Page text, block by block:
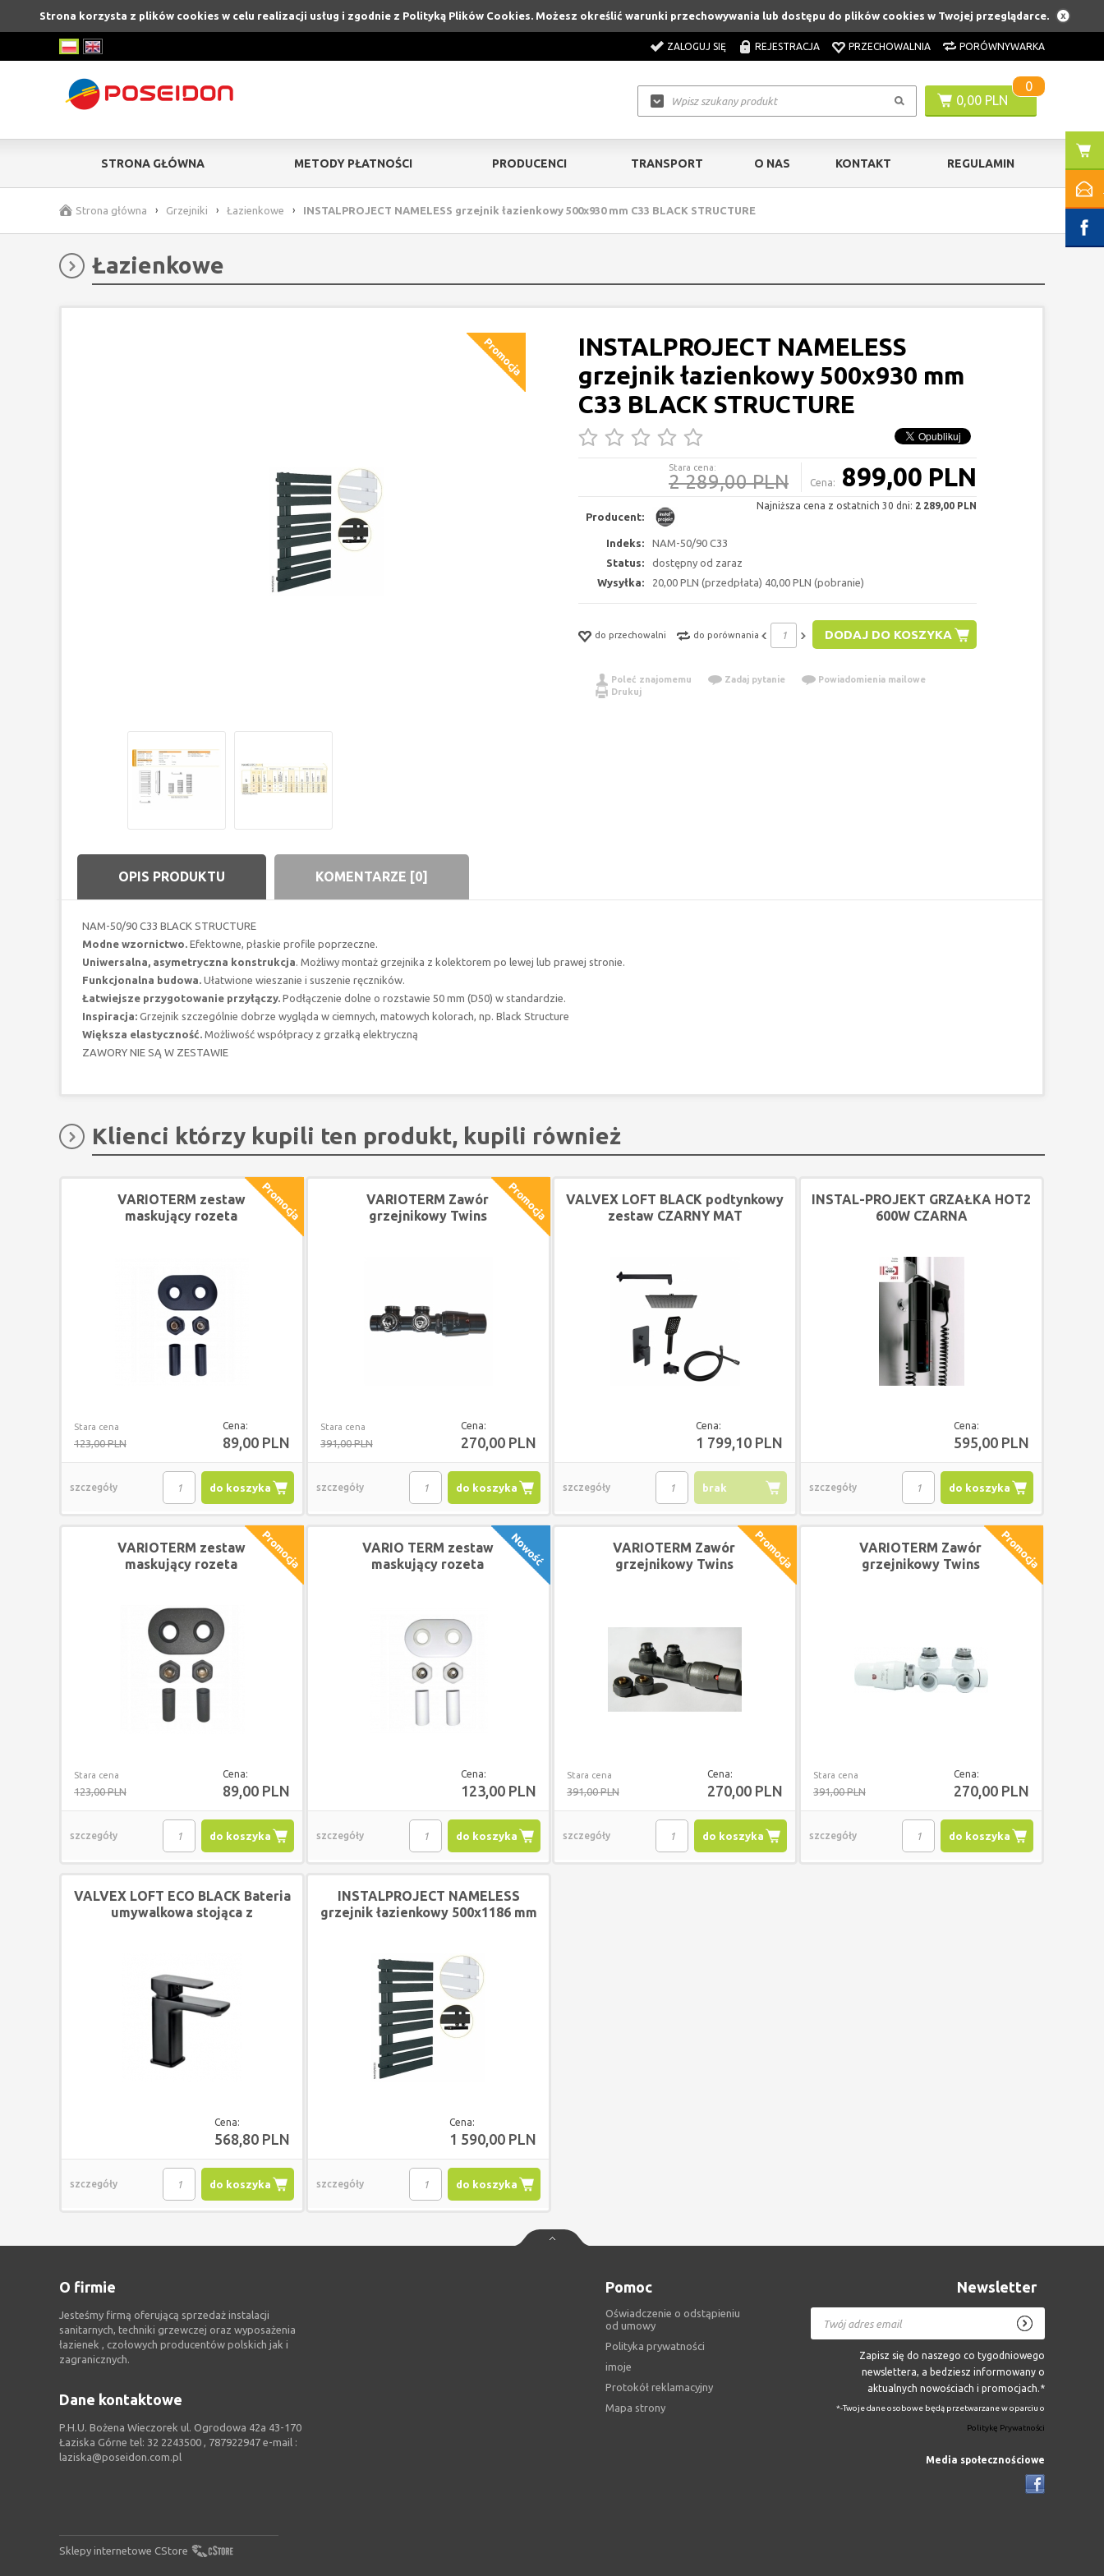
Strona korzysta z plików cookies w celu realizacji usług i zgodnie z Polityką Plików Cookies. Możesz określić warunki przechowywania lub dostępu do plików cookies w Twojej przeglądarce.
ZALOGUJ SIĘ REJESTRACJA PRZECHOWALNIA PORÓWNYWARKA
0,00 PLN
0
STRONA GŁÓWNA METODY PŁATNOŚCI PRODUCENCI TRANSPORT O NAS KONTAKT REGULAMIN
Strona główna › Grzejniki › Łazienkowe › INSTALPROJECT NAMELESS grzejnik łazienkowy 500x930 mm C33 BLACK STRUCTURE
Łazienkowe
INSTALPROJECT NAMELESS
grzejnik łazienkowy 500x930 mm
C33 BLACK STRUCTURE
Cena: 899,00 PLN
Stara cena:
2 289,00 PLN
Najniższa cena z ostatnich 30 dni: 2 289,00 PLN
Producent:
Indeks:
NAM-50/90 C33
Status:
dostępny od zaraz
Wysyłka:
20,00 PLN (przedpłata) 40,00 PLN (pobranie)
do przechowalni do porównania DODAJ DO KOSZYKA
Poleć znajomemu Zadaj pytanie
Powiadomienia mailowe
Drukuj
OPIS PRODUKTU KOMENTARZE [0]
NAM-50/90 C33 BLACK STRUCTURE
Modne wzornictwo. Efektowne, płaskie profile poprzeczne.
Uniwersalna, asymetryczna konstrukcja. Możliwy montaż grzejnika z kolektorem po lewej lub prawej stronie.
Funkcjonalna budowa. Ułatwione wieszanie i suszenie ręczników.
Łatwiejsze przygotowanie przyłączy. Podłączenie dolne o rozstawie 50 mm (D50) w standardzie.
Inspiracja: Grzejnik szczególnie dobrze wygląda w ciemnych, matowych kolorach, np. Black Structure
Większa elastyczność. Możliwość współpracy z grzałką elektryczną
ZAWORY NIE SĄ W ZESTAWIE
Klienci którzy kupili ten produkt, kupili również
Stara cena
123,00 PLN
Cena:
89,00 PLN
VARIOTERM zestaw
maskujący rozeta
do koszyka
szczegóły
Stara cena
391,00 PLN
Cena:
270,00 PLN
VARIOTERM Zawór
grzejnikowy Twins
do koszyka
szczegóły
Cena:
1 799,10 PLN
VALVEX LOFT BLACK podtynkowy
zestaw CZARNY MAT
brak
szczegóły
Cena:
595,00 PLN
INSTAL-PROJEKT GRZAŁKA HOT2
600W CZARNA
do koszyka
szczegóły
Stara cena
123,00 PLN
Cena:
89,00 PLN
VARIOTERM zestaw
maskujący rozeta
do koszyka
szczegóły
Cena:
123,00 PLN
VARIO TERM zestaw
maskujący rozeta
do koszyka
szczegóły
Stara cena
391,00 PLN
Cena:
270,00 PLN
VARIOTERM Zawór
grzejnikowy Twins
do koszyka
szczegóły
Stara cena
391,00 PLN
Cena:
270,00 PLN
VARIOTERM Zawór
grzejnikowy Twins
do koszyka
szczegóły
Cena:
568,80 PLN
VALVEX LOFT ECO BLACK Bateria
umywalkowa stojąca z
do koszyka
szczegóły
Cena:
1 590,00 PLN
INSTALPROJECT NAMELESS
grzejnik łazienkowy 500x1186 mm
do koszyka
szczegóły
Newsletter
Zapisz się do naszego co tygodniowego
newslettera, a bedziesz informowany o
aktualnych nowościach i promocjach.*
*-Twoje dane osobowe będą przetwarzane w oparciu o
Politykę Prywatności
Pomoc
Oświadczenie o odstąpieniu
od umowy
Polityka prywatności
imoje
Protokół reklamacyjny
Mapa strony
O firmie
Jesteśmy firmą oferującą sprzedaż instalacji
sanitarnych, techniki grzewczej oraz wyposażenia
łazienek , czołowych producentów polskich jak i
zagranicznych.
Dane kontaktowe
P.H.U. Bożena Wieczorek ul. Ogrodowa 42a 43-170
Łaziska Górne tel: 32 2243500 , 787922947 e-mail :
laziska@poseidon.com.pl
Media społecznościowe
Sklepy internetowe CStore